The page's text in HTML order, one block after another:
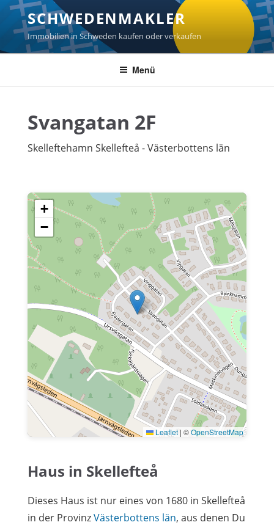
Zum
Inhalt
springen
SCHWEDENMAKLER
Immobilien in Schweden kaufen oder verkaufen
Menü
Svangatan 2F
Skelleftehamn Skellefteå - Västerbottens län
+
−
Leaflet | ©OpenStreetMap
Haus in Skellefteå
Dieses Haus ist nur eines von 1680 in Skellefteå
in der ProvinzVästerbottens län, aus denen Du